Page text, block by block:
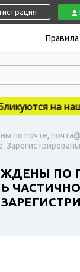
Правила
на
по почте,
ПО